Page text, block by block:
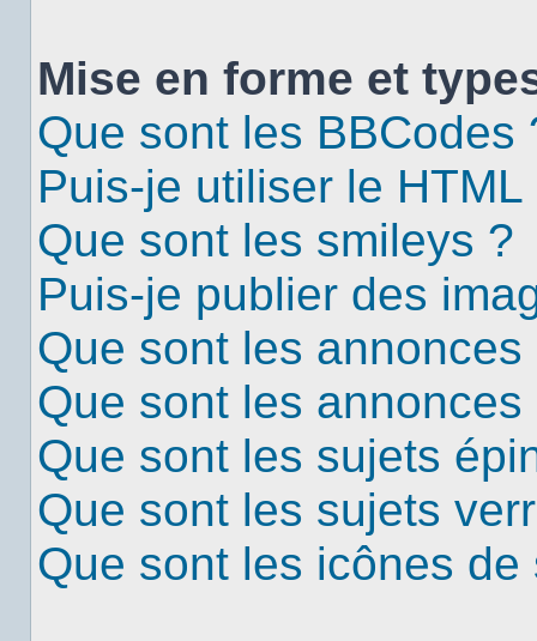
Mise en forme et
Que sont les BBCodes
Puis-je utiliser le HTML
Que sont les smileys ?
Puis-je publier des
Que sont les
Que sont les annonces
Que sont les sujets
Que sont les sujets
Que sont les icônes de